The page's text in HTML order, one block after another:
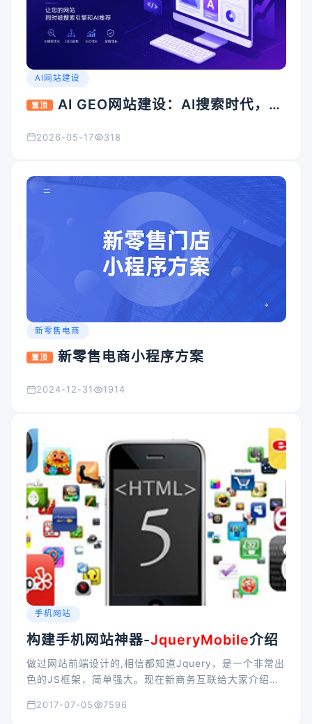
AI网站建设
置顶
AI GEO网站建设：AI搜索时代，企
2026-05-17 318
新零售电商
置顶 新零售电商小程序方案
2024-12-31 1914
手机网站
构建手机网站神器-JqueryMobile介绍
做过网站前端设计的,相信都知道Jquery，是一个非常出
色的JS框架，简单强大。现在新商务互联给大家介绍一
2017-07-05
7596